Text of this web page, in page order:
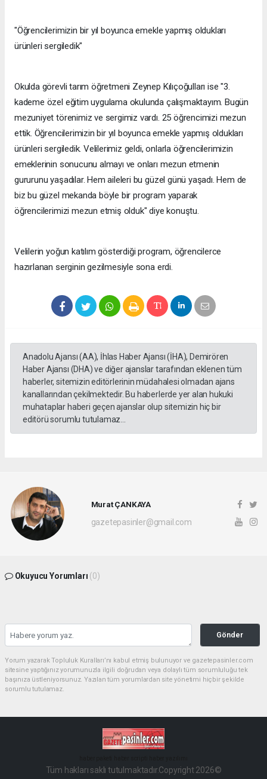
"Öğrencilerimizin bir yıl boyunca emekle yapmış oldukları
ürünleri sergiledik"
Okulda görevli tarım öğretmeni Zeynep Kılıçoğulları ise "3.
kademe özel eğitim uygulama okulunda çalışmaktayım. Bugün
mezuniyet törenimiz ve sergimiz vardı. 25 öğrencimizi mezun
ettik. Öğrencilerimizin bir yıl boyunca emekle yapmış oldukları
ürünleri sergiledik. Velilerimiz geldi, onlarla öğrencilerimizin
emeklerinin sonucunu almayı ve onları mezun etmenin
gururunu yaşadılar. Hem aileleri bu güzel günü yaşadı. Hem de
biz bu güzel mekanda böyle bir program yaparak
öğrencilerimizi mezun etmiş olduk" diye konuştu.
Velilerin yoğun katılım gösterdiği program, öğrencilerce
hazırlanan serginin gezilmesiyle sona erdi.
Anadolu Ajansı (AA), İhlas Haber Ajansı (İHA), Demirören
Haber Ajansı (DHA) ve diğer ajanslar tarafından eklenen tüm
haberler, sitemizin editörlerinin müdahalesi olmadan ajans
kanallarından çekilmektedir. Bu haberlerde yer alan hukuki
muhataplar haberi geçen ajanslar olup sitemizin hiç bir
editörü sorumlu tutulamaz...
Murat ÇANKAYA
gazetepasinler@gmail.com
Okuyucu Yorumları (0)
Gönder
Yorum yazarak Topluluk Kuralları’nı kabul etmiş bulunuyor ve gazetepasinler.com
sitesine yaptığınız yorumunuzla ilgili doğrudan veya dolaylı tüm sorumluluğu tek
başınıza üstleniyorsunuz. Yazılan tüm yorumlardan site yönetimi hiçbir şekilde
sorumlu tutulamaz.
Tüm hakları saklı tutulmaktadır.Copyright 2026©